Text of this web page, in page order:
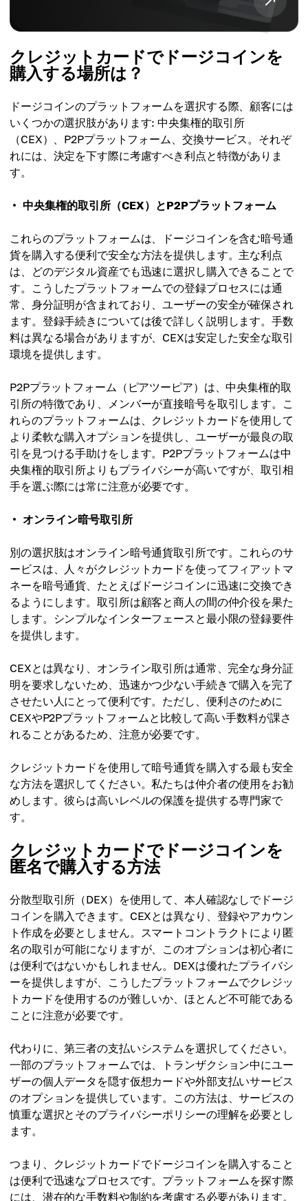
クレジットカードでドージコインを
購入する場所は？
ドージコインのプラットフォームを選択する際、顧客には
いくつかの選択肢があります: 中央集権的取引所
（CEX）、P2Pプラットフォーム、交換サービス。それぞ
れには、決定を下す際に考慮すべき利点と特徴がありま
す。
中央集権的取引所（CEX）とP2Pプラットフォーム
これらのプラットフォームは、ドージコインを含む暗号通
貨を購入する便利で安全な方法を提供します。主な利点
は、どのデジタル資産でも迅速に選択し購入できることで
す。こうしたプラットフォームでの登録プロセスには通
常、身分証明が含まれており、ユーザーの安全が確保され
ます。登録手続きについては後で詳しく説明します。手数
料は異なる場合がありますが、CEXは安定した安全な取引
環境を提供します。
P2Pプラットフォーム（ピアツーピア）は、中央集権的取
引所の特徴であり、メンバーが直接暗号を取引します。こ
れらのプラットフォームは、クレジットカードを使用して
より柔軟な購入オプションを提供し、ユーザーが最良の取
引を見つける手助けをします。P2Pプラットフォームは中
央集権的取引所よりもプライバシーが高いですが、取引相
手を選ぶ際には常に注意が必要です。
オンライン暗号取引所
別の選択肢はオンライン暗号通貨取引所です。これらのサ
ービスは、人々がクレジットカードを使ってフィアットマ
ネーを暗号通貨、たとえばドージコインに迅速に交換でき
るようにします。取引所は顧客と商人の間の仲介役を果た
します。シンプルなインターフェースと最小限の登録要件
を提供します。
CEXとは異なり、オンライン取引所は通常、完全な身分証
明を要求しないため、迅速かつ少ない手続きで購入を完了
させたい人にとって便利です。ただし、便利さのために
CEXやP2Pプラットフォームと比較して高い手数料が課さ
れることがあるため、注意が必要です。
クレジットカードを使用して暗号通貨を購入する最も安全
な方法を選択してください。私たちは仲介者の使用をお勧
めします。彼らは高いレベルの保護を提供する専門家で
す。
クレジットカードでドージコインを
匿名で購入する方法
分散型取引所（DEX）を使用して、本人確認なしでドージ
コインを購入できます。CEXとは異なり、登録やアカウン
ト作成を必要としません。スマートコントラクトにより匿
名の取引が可能になりますが、このオプションは初心者に
は便利ではないかもしれません。DEXは優れたプライバシ
ーを提供しますが、こうしたプラットフォームでクレジッ
トカードを使用するのが難しいか、ほとんど不可能である
ことに注意が必要です。
代わりに、第三者の支払いシステムを選択してください。
一部のプラットフォームでは、トランザクション中にユー
ザーの個人データを隠す仮想カードや外部支払いサービス
のオプションを提供しています。この方法は、サービスの
慎重な選択とそのプライバシーポリシーの理解を必要とし
ます。
つまり、クレジットカードでドージコインを購入すること
は便利で迅速なプロセスです。プラットフォームを探す際
には、潜在的な手数料や制約を考慮する必要があります。